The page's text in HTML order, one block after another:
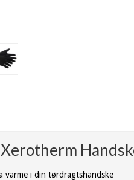
varme i din tørdragtshandske